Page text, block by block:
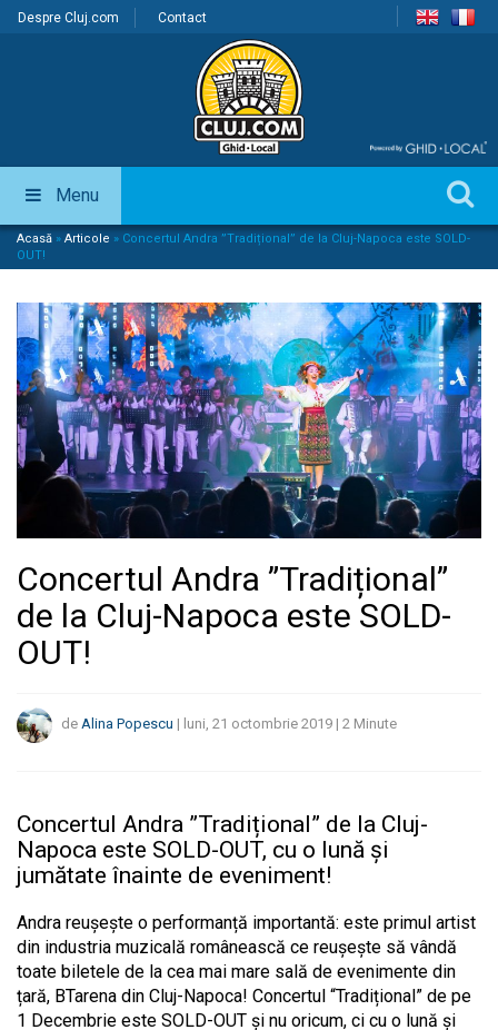
Despre Cluj.com Contact
Menu
Acasă » Articole » Concertul Andra ”Tradițional” de la Cluj-Napoca este SOLD-
OUT!
Concertul Andra ”Tradițional”
de la Cluj-Napoca este SOLD-
OUT!
de Alina Popescu | luni, 21 octombrie 2019 | 2 Minute
Concertul Andra ”Tradițional” de la Cluj-
Napoca este SOLD-OUT, cu o lună și
jumătate înainte de eveniment!
Andra reușește o performanță importantă: este primul artist
din industria muzicală românească ce reușește să vândă
toate biletele de la cea mai mare sală de evenimente din
țară, BTarena din Cluj-Napoca! Concertul “Tradițional” de pe
1 Decembrie este SOLD-OUT și nu oricum, ci cu o lună și